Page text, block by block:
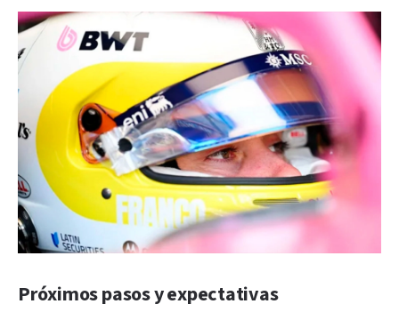
Próximos pasos y expectativas